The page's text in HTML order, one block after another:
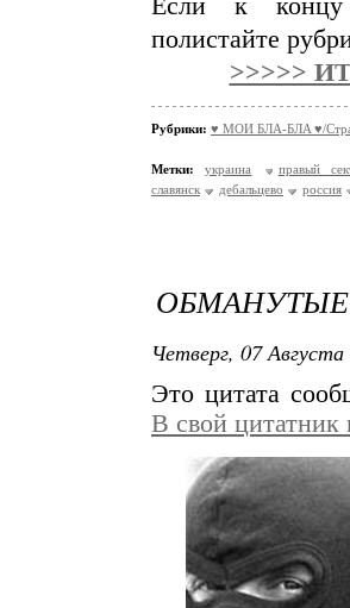
Если к концу
полистайте
>>>>>
Рубрики: ♥ МОИ БЛA-БЛA ♥/
Метки: украина
правый
славянск
дебальцево россия
Четверг, 07
Это цитата
В свой цитатник